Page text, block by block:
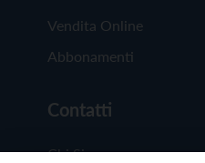
Vendita Online
Abbonamenti
Contatti
Chi Siamo